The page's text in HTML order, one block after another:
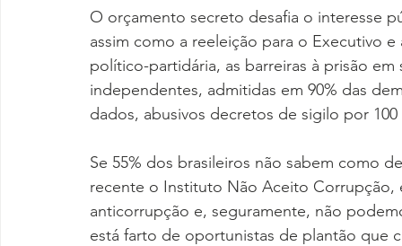
O orçamento secreto desafia o interesse
assim como a reeleição para o Executivo
político-partidária, as barreiras à prisão
independentes, admitidas em 90% das
dados, abusivos decretos de sigilo por
Se 55% dos brasileiros não sabem como
recente o Instituto Não Aceito
anticorrupção e, seguramente, não
está farto de oportunistas de plantão que